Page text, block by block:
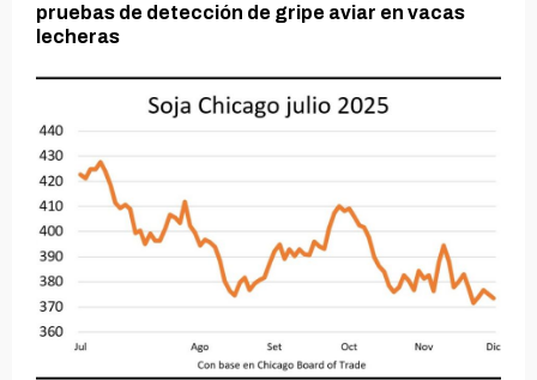
pruebas de detección de gripe aviar en vacas
lecheras